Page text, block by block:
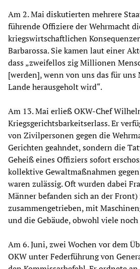
Am 2. Mai diskutierten mehrere
führende Offiziere der Wehrmacht
kriegswirtschaftlichen
Barbarossa. Sie kamen laut einer
dass „zweifellos zig Millionen
[werden], wenn von uns das für uns
Lande herausgeholt wird“.
Am 13. Mai erließ OKW-Chef
Kriegsgerichtsbarkeitserlass. Er
von Zivilpersonen gegen die
Gerichten geahndet, sondern die
Geheiß eines Offiziers sofort
kollektive Gewaltmaßnahmen
waren zulässig. Oft wurden dabei
Männer befanden sich an der
zusammengetrieben, mit
und die Gebäude, obwohl viele
Am 6. Juni, zwei Wochen vor dem
OKW unter Federführung von